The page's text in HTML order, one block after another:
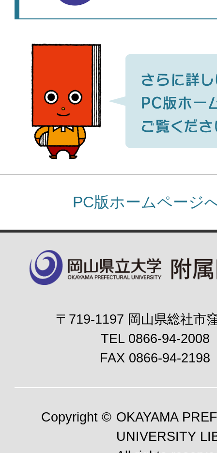
PC版ホームページ
〒719-1197 岡山県総社市
TEL 0866-94-2008
FAX 0866-94-2198
Copyright © OKAYAMA
UNIVERSITY